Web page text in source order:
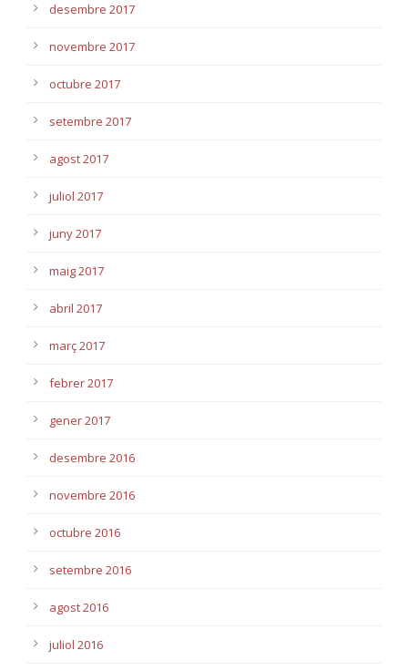
desembre 2017
novembre 2017
octubre 2017
setembre 2017
agost 2017
juliol 2017
juny 2017
maig 2017
abril 2017
març 2017
febrer 2017
gener 2017
desembre 2016
novembre 2016
octubre 2016
setembre 2016
agost 2016
juliol 2016